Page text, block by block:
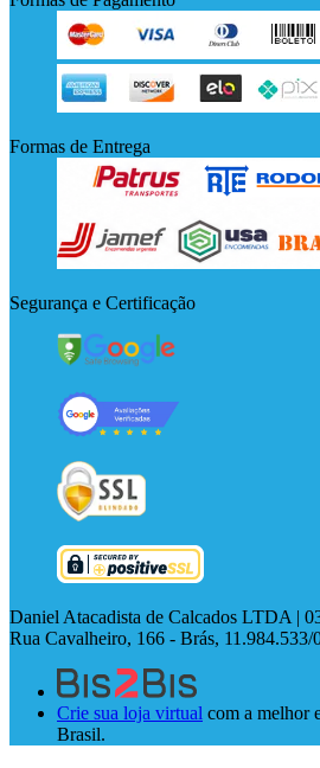
Formas de Entrega
Segurança e Certificação
Daniel Atacadista de Calcados LTDA |
Rua Cavalheiro, 166 - Brás, 11.984.533/
Crie sua loja virtual com a melhor
Brasil.